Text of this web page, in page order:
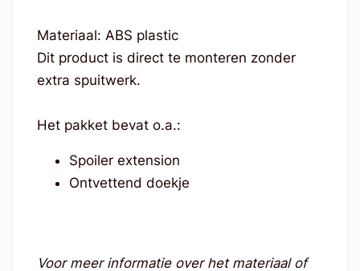
Materiaal: ABS plastic
Dit product is direct te monteren zonder
extra spuitwerk.
Het pakket bevat o.a.:
Spoiler extension
Ontvettend doekje
Voor meer informatie over het materiaal of